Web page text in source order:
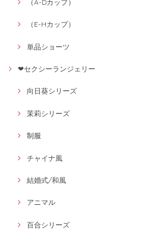
（A-Dカップ）
（E-Hカップ）
単品ショーツ
❤セクシーランジェリー
向日葵シリーズ
茉莉シリーズ
制服
チャイナ風
結婚式/和風
アニマル
百合シリーズ